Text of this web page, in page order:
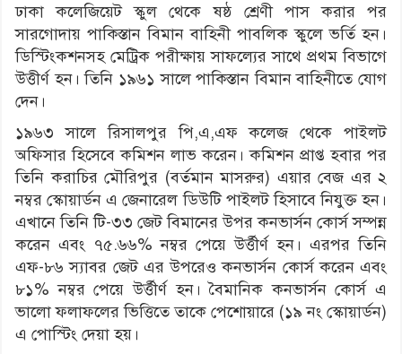
ঢাকা কলেজিয়েট স্কুল থেকে ষষ্ঠ শ্রেণী পাস করার পর
সারগোদায় পাকিস্তান বিমান বাহিনী পাবলিক স্কুলে ভর্তি হন।
ডিস্টিংকশনসহ মেট্রিক পরীক্ষায় সাফল্যের সাথে প্রথম বিভাগে
উত্তীর্ণ হন। তিনি ১৯৬১ সালে পাকিস্তান বিমান বাহিনীতে যোগ
দেন।
১৯৬৩ সালে রিসালপুর পি,এ,এফ কলেজ থেকে পাইলট
অফিসার হিসেবে কমিশন লাভ করেন। কমিশন প্রাপ্ত হবার পর
তিনি করাচির মৌরিপুর (বর্তমান মাসরুর) এয়ার বেজ এর ২
নম্বর স্কোয়ার্ডন এ জেনারেল ডিউটি পাইলট হিসাবে নিযুক্ত হন।
এখানে তিনি টি-৩৩ জেট বিমানের উপর কনভার্সন কোর্স সম্পন্ন
করেন এবং ৭৫.৬৬% নম্বর পেয়ে উর্ত্তীর্ণ হন। এরপর তিনি
এফ-৮৬ স্যাবর জেট এর উপরেও কনভার্সন কোর্স করেন এবং
৮১% নম্বর পেয়ে উর্ত্তীর্ণ হন। বৈমানিক কনভার্সন কোর্স এ
ভালো ফলাফলের ভিত্তিতে তাকে পেশোয়ারে (১৯ নং স্কোয়ার্ডন)
এ পোস্টিং দেয়া হয়।